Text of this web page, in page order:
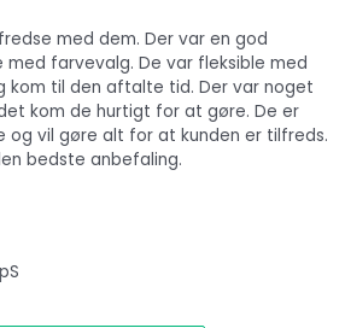
med dem. Der var en god
med farvevalg. De var fleksible med
til den aftalte tid. Der var noget
kom de hurtigt for at gøre. De er
og vil gøre alt for at kunden er tilfreds.
bedste anbefaling.